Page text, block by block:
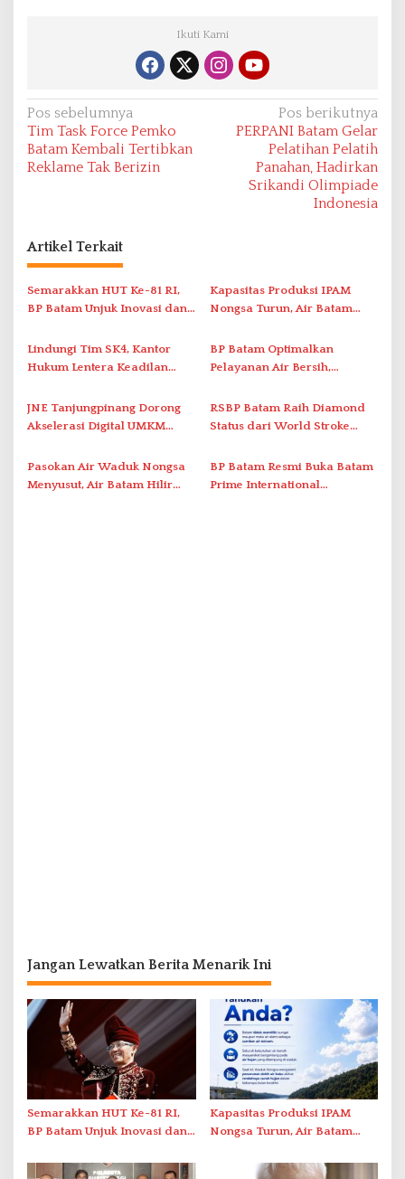
Ikuti Kami
N
a
v
a
s
i
p
o
s
Pos sebelumnya
Tim Task Force Pemko
Batam Kembali Tertibkan
Reklame Tak Berizin
Pos berikutnya
PERPANI Batam Gelar
Pelatihan Pelatih
Panahan, Hadirkan
Srikandi Olimpiade
Indonesia
Artikel Terkait
Semarakkan HUT Ke-81 RI,
BP Batam Unjuk Inovasi dan
Pawai Pembangunan
Kapasitas Produksi IPAM
Nongsa Turun, Air Batam
Air
Lindungi Tim SK4, Kantor
Hukum Lentera Keadilan
Perlawanan ke Petugas di
Bukik Batarah
BP Batam Optimalkan
Pelayanan Air Bersih,
Gunakan Air Secara Bijak
JNE Tanjungpinang Dorong
Akselerasi Digital UMKM
2026
RSBP Batam Raih Diamond
Status dari World Stroke
Penanganan Stroke
Berstandar Internasional
Pasokan Air Waduk Nongsa
Menyusut, Air Batam Hilir
BP Batam Resmi Buka Batam
Prime International
Jangan Lewatkan Berita Menarik Ini
Semarakkan HUT Ke-81 RI,
BP Batam Unjuk Inovasi dan
Pawai Pembangunan
Kapasitas Produksi IPAM
Nongsa Turun, Air Batam